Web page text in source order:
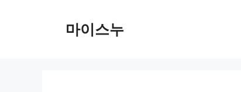
마이스누